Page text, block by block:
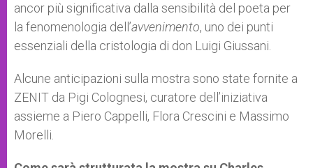
ancor più significativa dalla sensibilità del poeta per
la fenomenologia dell’avvenimento, uno dei punti
essenziali della cristologia di don Luigi Giussani.
Alcune anticipazioni sulla mostra sono state fornite a
ZENIT da Pigi Colognesi, curatore dell’iniziativa
assieme a Piero Cappelli, Flora Crescini e Massimo
Morelli.